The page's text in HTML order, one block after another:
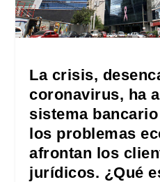
La crisis,
coronavirus, ha
sistema
los problemas
afrontan los
jurídicos. ¿Qué